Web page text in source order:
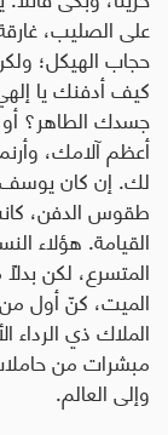
على الصليب،
حجاب الهيكل؛
كيف أدفنك يا
جسدك الطاهر؟ أو
أعظم آلامك،
لك. إن كان
طقوس الدفن،
القيامة. هؤلاء
المتسرع، لكن
الميت، كنّ أول
الملاك ذي الرداء
مبشرات من
وإلى العالم.